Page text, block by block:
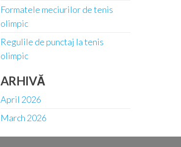
Formatele meciurilor de tenis
olimpic
Regulile de punctaj la tenis
olimpic
ARHIVĂ
April 2026
March 2026